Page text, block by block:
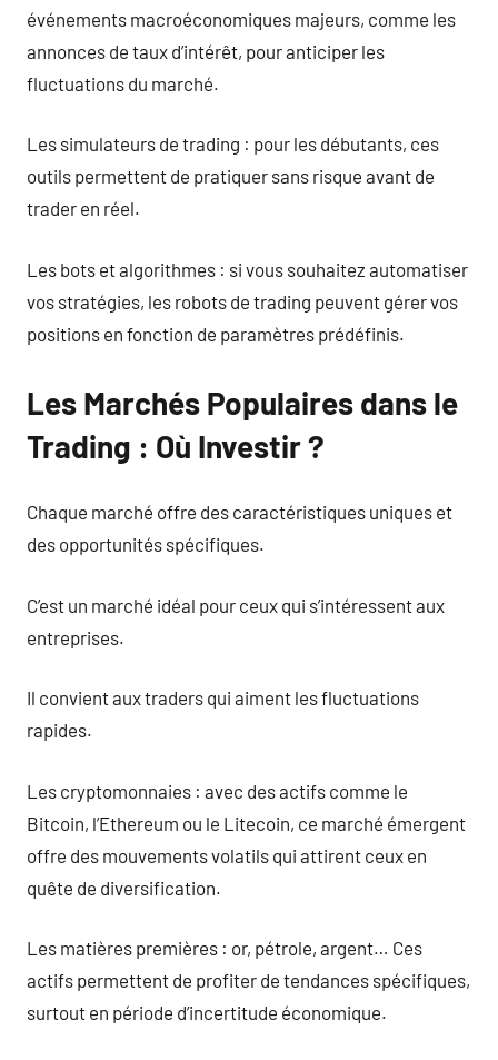
événements macroéconomiques majeurs, comme les
annonces de taux d’intérêt, pour anticiper les
fluctuations du marché.
Les simulateurs de trading : pour les débutants, ces
outils permettent de pratiquer sans risque avant de
trader en réel.
Les bots et algorithmes : si vous souhaitez automatiser
vos stratégies, les robots de trading peuvent gérer vos
positions en fonction de paramètres prédéfinis.
Les Marchés Populaires dans le
Trading : Où Investir ?
Chaque marché offre des caractéristiques uniques et
des opportunités spécifiques.
C’est un marché idéal pour ceux qui s’intéressent aux
entreprises.
Il convient aux traders qui aiment les fluctuations
rapides.
Les cryptomonnaies : avec des actifs comme le
Bitcoin, l’Ethereum ou le Litecoin, ce marché émergent
offre des mouvements volatils qui attirent ceux en
quête de diversification.
Les matières premières : or, pétrole, argent… Ces
actifs permettent de profiter de tendances spécifiques,
surtout en période d’incertitude économique.